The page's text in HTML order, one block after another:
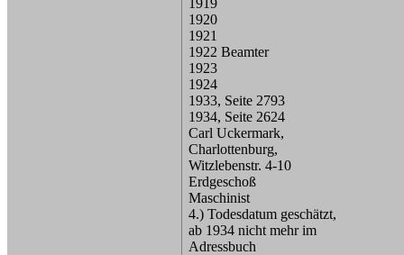
1919
1920
1921
1922 Beamter
1923
1924
1933, Seite 2793
1934, Seite 2624
Carl Uckermark,
Charlottenburg,
Witzlebenstr. 4-10
Erdgeschoß
Maschinist
4.) Todesdatum geschätzt,
ab 1934 nicht mehr im
Adressbuch